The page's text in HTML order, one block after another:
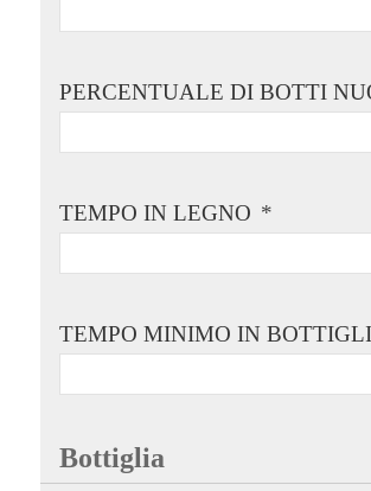
PERCENTUALE DI BOTTI
TEMPO IN LEGNO *
TEMPO MINIMO IN
Bottiglia